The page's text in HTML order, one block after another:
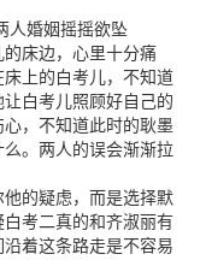
人婚姻摇摇欲坠
床边，心里十分痛
上的白考儿，不知道
白考儿照顾好自己的
，不知道此时的耿墨
。两人的误会渐渐拉
的疑虑，而是选择默
考二真的和齐淑丽有
着这条路走是不容易